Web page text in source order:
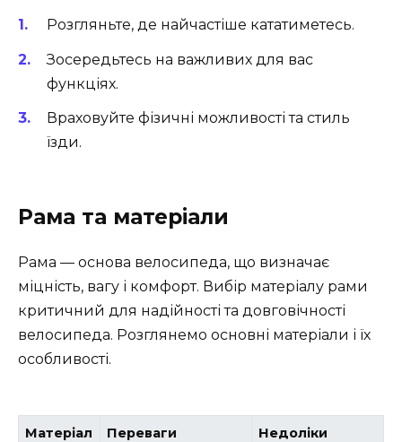
Розгляньте, де найчастіше кататиметесь.
Зосередьтесь на важливих для вас
функціях.
Враховуйте фізичні можливості та стиль
їзди.
Рама та матеріали
Рама — основа велосипеда, що визначає
міцність, вагу і комфорт. Вибір матеріалу рами
критичний для надійності та довговічності
велосипеда. Розглянемо основні матеріали і їх
особливості.
Матеріал Переваги Недоліки